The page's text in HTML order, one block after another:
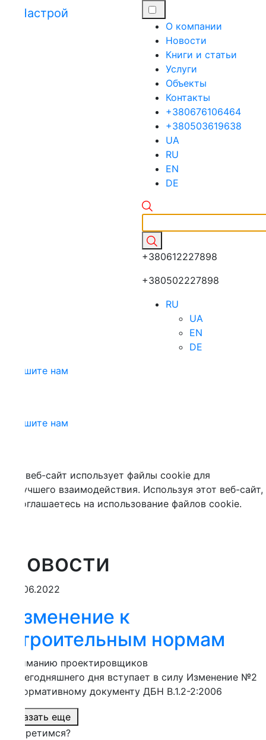
О компании
Новости
Книги и статьи
Услуги
Объекты
Контакты
+380676106464
+380503619638
+380612227898
+380502227898
нам
нам
сайт использует файлы cookie для
взаимодействия. Используя этот веб-сайт,
на использование файлов cookie.
к
нормам
проектировщиков
дня вступает в силу Изменение №2
документу ДБН В.1.2-2:2006
еще